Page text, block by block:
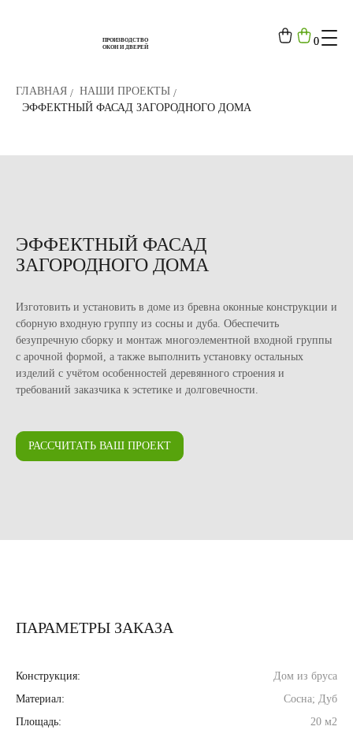
ПРОИЗВОДСТВО
ОКОН И ДВЕРЕЙ
0
0
ГЛАВНАЯ
НАШИ ПРОЕКТЫ
ЭФФЕКТНЫЙ ФАСАД ЗАГОРОДНОГО ДОМА
ЭФФЕКТНЫЙ ФАСАД
ЗАГОРОДНОГО ДОМА
Изготовить и установить в доме из бревна оконные конструкции и
сборную входную группу из сосны и дуба. Обеспечить
безупречную сборку и монтаж многоэлементной входной группы
с арочной формой, а также выполнить установку остальных
изделий с учётом особенностей деревянного строения и
требований заказчика к эстетике и долговечности.
РАССЧИТАТЬ ВАШ ПРОЕКТ
ПАРАМЕТРЫ ЗАКАЗА
Конструкция:
Дом из бруса
Материал:
Сосна; Дуб
Площадь:
20 м2